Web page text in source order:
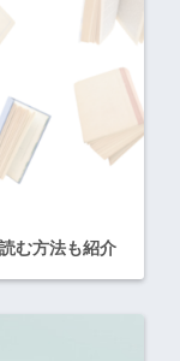
む方法も紹介